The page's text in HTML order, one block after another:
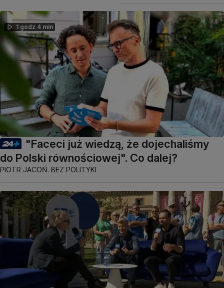
1 godz 4 min
"Faceci już wiedzą, że dojechaliśmy
do Polski równościowej". Co dalej?
PIOTR JACOŃ. BEZ POLITYKI